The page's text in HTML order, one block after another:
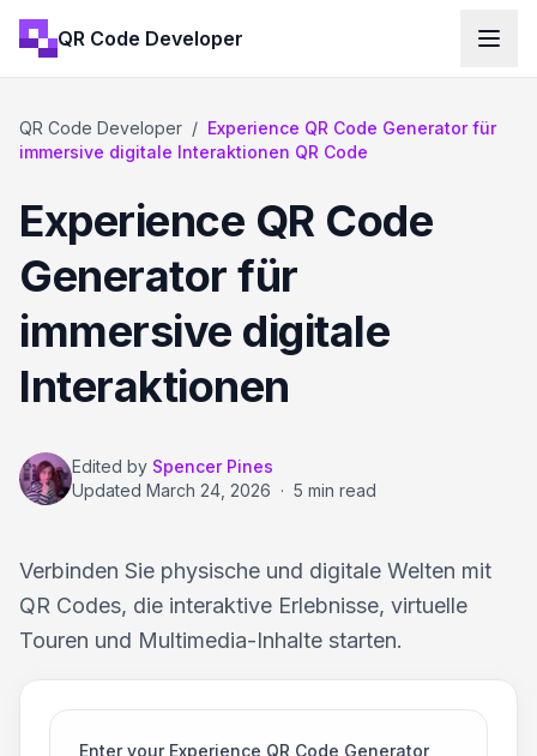
QR Code Developer
QR Code Developer / Experience QR Code Generator für
immersive digitale Interaktionen QR Code
Experience QR Code
Generator für
immersive digitale
Interaktionen
Edited by Spencer Pines
Updated March 24, 2026 · 5 min read
Verbinden Sie physische und digitale Welten mit
QR Codes, die interaktive Erlebnisse, virtuelle
Touren und Multimedia-Inhalte starten.
Enter your Experience QR Code Generator